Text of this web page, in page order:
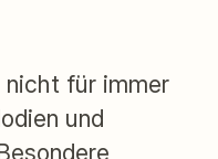
nicht für immer
und